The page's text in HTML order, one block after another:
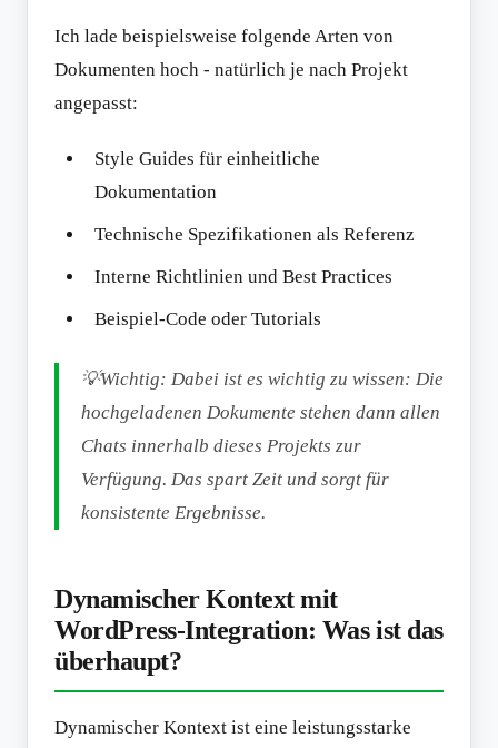
Ich lade beispielsweise folgende Arten von
Dokumenten hoch - natürlich je nach Projekt
angepasst:
Style Guides für einheitliche
Dokumentation
Technische Spezifikationen als Referenz
Interne Richtlinien und Best Practices
Beispiel-Code oder Tutorials
💡Wichtig: Dabei ist es wichtig zu wissen: Die
hochgeladenen Dokumente stehen dann allen
Chats innerhalb dieses Projekts zur
Verfügung. Das spart Zeit und sorgt für
konsistente Ergebnisse.
Dynamischer Kontext mit
WordPress-Integration: Was ist das
überhaupt?
Dynamischer Kontext ist eine leistungsstarke